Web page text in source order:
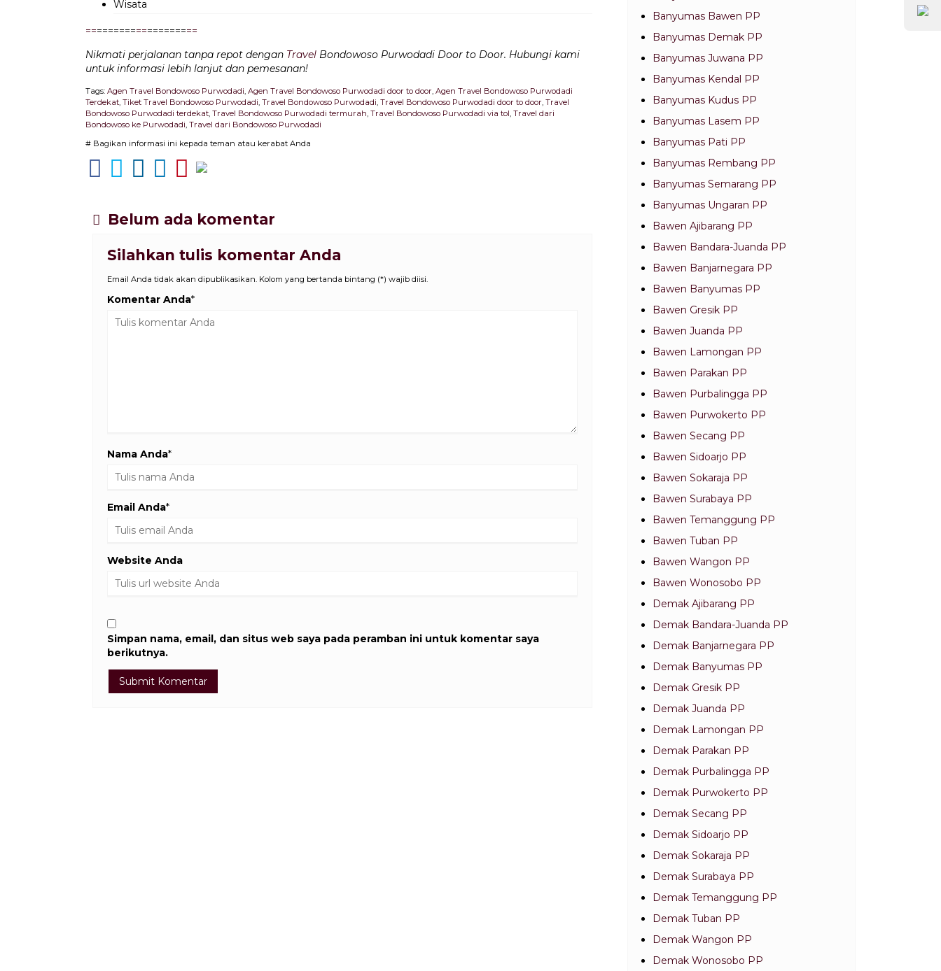
Wisata
====================
Nikmati perjalanan tanpa repot dengan Travel Bondowoso Purwodadi Door to Door. Hubungi kami
untuk informasi lebih lanjut dan pemesanan!
Tags: Agen Travel Bondowoso Purwodadi Agen Travel Bondowoso Purwodadi door to door Agen Travel Bondowoso Purwodadi
Terdekat Tiket Travel Bondowoso Purwodadi Travel Bondowoso Purwodadi Travel Bondowoso Purwodadi door to door Travel
Bondowoso Purwodadi terdekat Travel Bondowoso Purwodadi termurah Travel Bondowoso Purwodadi via tol Travel dari
Bondowoso ke Purwodadi Travel dari Bondowoso Purwodadi
# Bagikan informasi ini kepada teman atau kerabat Anda
Belum ada komentar
Silahkan tulis komentar Anda
Email Anda tidak akan dipublikasikan. Kolom yang bertanda bintang (*) wajib diisi.
Komentar Anda*
Nama Anda*
Email Anda*
Website Anda
Simpan nama, email, dan situs web saya pada peramban ini untuk komentar saya
berikutnya.
Banyumas Bawen PP
Banyumas Demak PP
Banyumas Juwana PP
Banyumas Kendal PP
Banyumas Kudus PP
Banyumas Lasem PP
Banyumas Pati PP
Banyumas Rembang PP
Banyumas Semarang PP
Banyumas Ungaran PP
Bawen Ajibarang PP
Bawen Bandara-Juanda PP
Bawen Banjarnegara PP
Bawen Banyumas PP
Bawen Gresik PP
Bawen Juanda PP
Bawen Lamongan PP
Bawen Parakan PP
Bawen Purbalingga PP
Bawen Purwokerto PP
Bawen Secang PP
Bawen Sidoarjo PP
Bawen Sokaraja PP
Bawen Surabaya PP
Bawen Temanggung PP
Bawen Tuban PP
Bawen Wangon PP
Bawen Wonosobo PP
Demak Ajibarang PP
Demak Bandara-Juanda PP
Demak Banjarnegara PP
Demak Banyumas PP
Demak Gresik PP
Demak Juanda PP
Demak Lamongan PP
Demak Parakan PP
Demak Purbalingga PP
Demak Purwokerto PP
Demak Secang PP
Demak Sidoarjo PP
Demak Sokaraja PP
Demak Surabaya PP
Demak Temanggung PP
Demak Tuban PP
Demak Wangon PP
Demak Wonosobo PP